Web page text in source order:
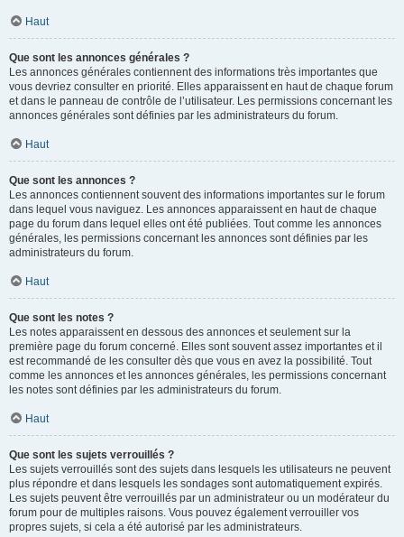
Haut
Que sont les annonces générales ?
Les annonces générales contiennent des informations très importantes que
vous devriez consulter en priorité. Elles apparaissent en haut de chaque forum
et dans le panneau de contrôle de l’utilisateur. Les permissions concernant les
annonces générales sont définies par les administrateurs du forum.
Haut
Que sont les annonces ?
Les annonces contiennent souvent des informations importantes sur le forum
dans lequel vous naviguez. Les annonces apparaissent en haut de chaque
page du forum dans lequel elles ont été publiées. Tout comme les annonces
générales, les permissions concernant les annonces sont définies par les
administrateurs du forum.
Haut
Que sont les notes ?
Les notes apparaissent en dessous des annonces et seulement sur la
première page du forum concerné. Elles sont souvent assez importantes et il
est recommandé de les consulter dès que vous en avez la possibilité. Tout
comme les annonces et les annonces générales, les permissions concernant
les notes sont définies par les administrateurs du forum.
Haut
Que sont les sujets verrouillés ?
Les sujets verrouillés sont des sujets dans lesquels les utilisateurs ne peuvent
plus répondre et dans lesquels les sondages sont automatiquement expirés.
Les sujets peuvent être verrouillés par un administrateur ou un modérateur du
forum pour de multiples raisons. Vous pouvez également verrouiller vos
propres sujets, si cela a été autorisé par les administrateurs.